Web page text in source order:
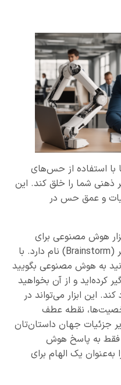
استفاده از حس‌های
ذهنی شما را خلق کند. این
و عمق حس در
هوش مصنوعی برای
نوشتن مقالاتی است که طوفان فکر (Brainstorm) نام دارد. با
به هوش مصنوعی بگویید
کرده‌اید و از آن بخواهید
این ابزار می‌تواند در
نقطه عطف
جزئیات جهان داستان‌تان
فقط به پاسخ هوش
به‌عنوان یک الهام برای